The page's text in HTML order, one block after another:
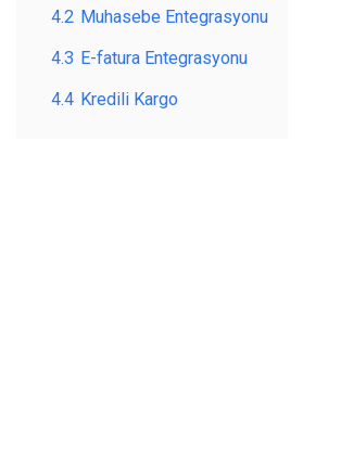
4.2 Muhasebe Entegrasyonu
4.3 E-fatura Entegrasyonu
4.4 Kredili Kargo